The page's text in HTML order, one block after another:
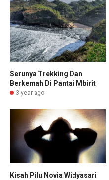
Serunya Trekking Dan
Berkemah Di Pantai Mbirit
3 year ago
Kisah Pilu Novia Widyasari